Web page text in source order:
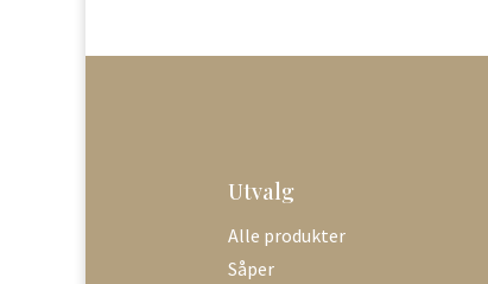
Utvalg
Alle produkter
Såper